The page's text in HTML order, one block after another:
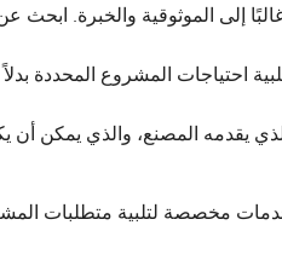
إلى الموثوقية والخبرة. ابحث
احتياجات المشروع المحددة
يقدمه المصنع، والذي يمكن
مخصصة لتلبية متطلبات